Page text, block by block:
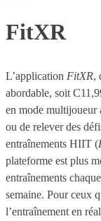
FitXR
L’application FitXR,
abordable, soit
en mode multijoueur
ou de relever des
entraînements HIIT (
plateforme est plus
entraînements
semaine. Pour ceux
l’entraînement en